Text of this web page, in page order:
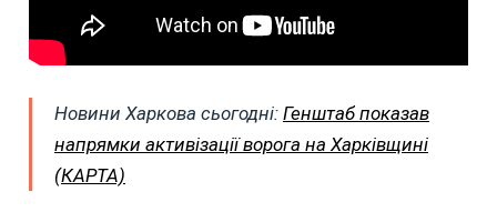
Новини Харкова сьогодні: Генштаб показав
напрямки активізації ворога на Харківщині
(КАРТА)